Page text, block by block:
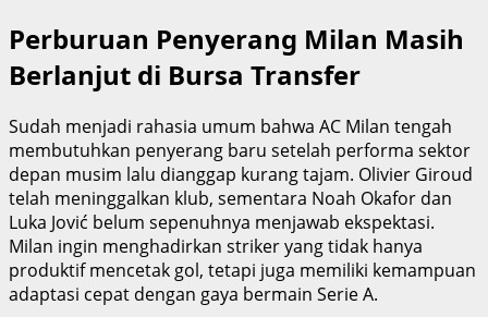
Perburuan Penyerang Milan Masih
Berlanjut di Bursa Transfer
Sudah menjadi rahasia umum bahwa AC Milan tengah
membutuhkan penyerang baru setelah performa sektor
depan musim lalu dianggap kurang tajam. Olivier Giroud
telah meninggalkan klub, sementara Noah Okafor dan
Luka Jović belum sepenuhnya menjawab ekspektasi.
Milan ingin menghadirkan striker yang tidak hanya
produktif mencetak gol, tetapi juga memiliki kemampuan
adaptasi cepat dengan gaya bermain Serie A.